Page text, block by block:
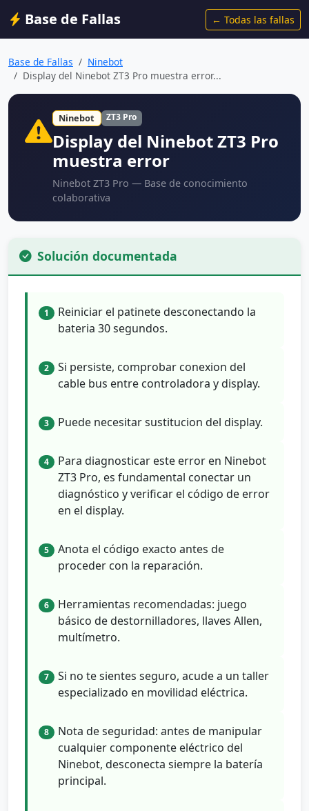
Base de Fallas ← Todas las fallas
Base de Fallas
Ninebot
Display del Ninebot ZT3 Pro muestra error...
Ninebot ZT3 Pro
Display del Ninebot ZT3 Pro
muestra error
Ninebot ZT3 Pro — Base de conocimiento
colaborativa
Solución documentada
1
Reiniciar el patinete desconectando la
bateria 30 segundos.
2
Si persiste, comprobar conexion del
cable bus entre controladora y display.
3 Puede necesitar sustitucion del display.
4
Para diagnosticar este error en Ninebot
ZT3 Pro, es fundamental conectar un
diagnóstico y verificar el código de error
en el display.
5
Anota el código exacto antes de
proceder con la reparación.
6
Herramientas recomendadas: juego
básico de destornilladores, llaves Allen,
multímetro.
7
Si no te sientes seguro, acude a un taller
especializado en movilidad eléctrica.
8
Nota de seguridad: antes de manipular
cualquier componente eléctrico del
Ninebot, desconecta siempre la batería
principal.